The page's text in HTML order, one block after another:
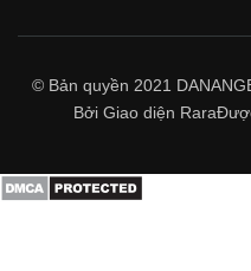
© Bản quyền 2021
Bởi Giao diện Rara